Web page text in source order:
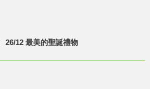
26/12 最美的聖誕禮物